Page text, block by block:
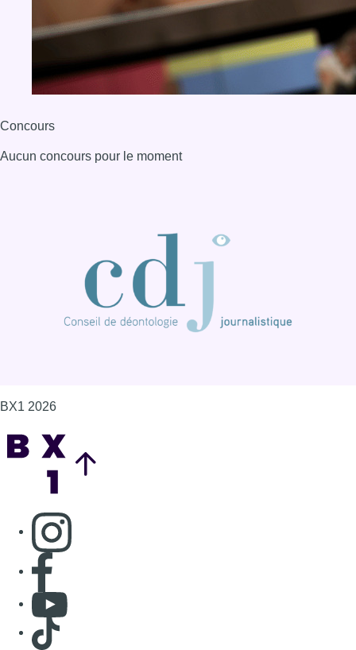
Concours
Aucun concours pour le moment
BX1 2026
Consulter page Instagram
Consulter page Facebook
Consulter Youtube
Consulter TikTok